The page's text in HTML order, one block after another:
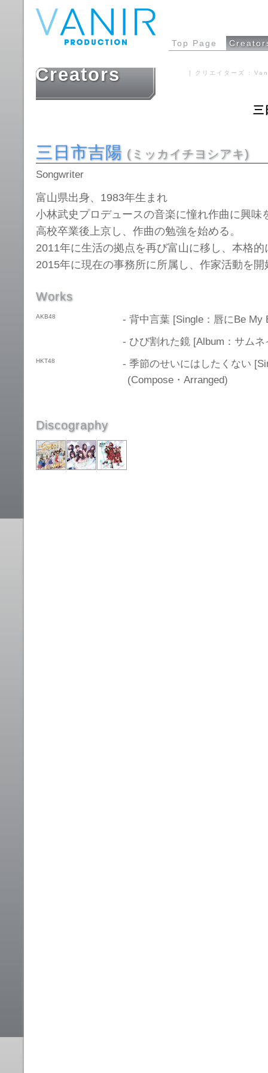
Top Page
Creators | クリエイターズ :
三
三日市吉陽 (ミッカイチヨシアキ)
Songwriter
富山県出身、1983年生まれ
小林武史プロデュースの音楽に憧れ作曲に興味
高校卒業後上京し、作曲の勉強を始める。
2011年に生活の拠点を再び富山に移し、本格
2015年に現在の事務所に所属し、作家活動を開
Works
AKB48
- 背中言葉 [Single：唇にBe My
- ひび割れた鏡 [Album：サム
HKT48
- 季節のせいにはしたくない
(Compose・Arranged)
Discography